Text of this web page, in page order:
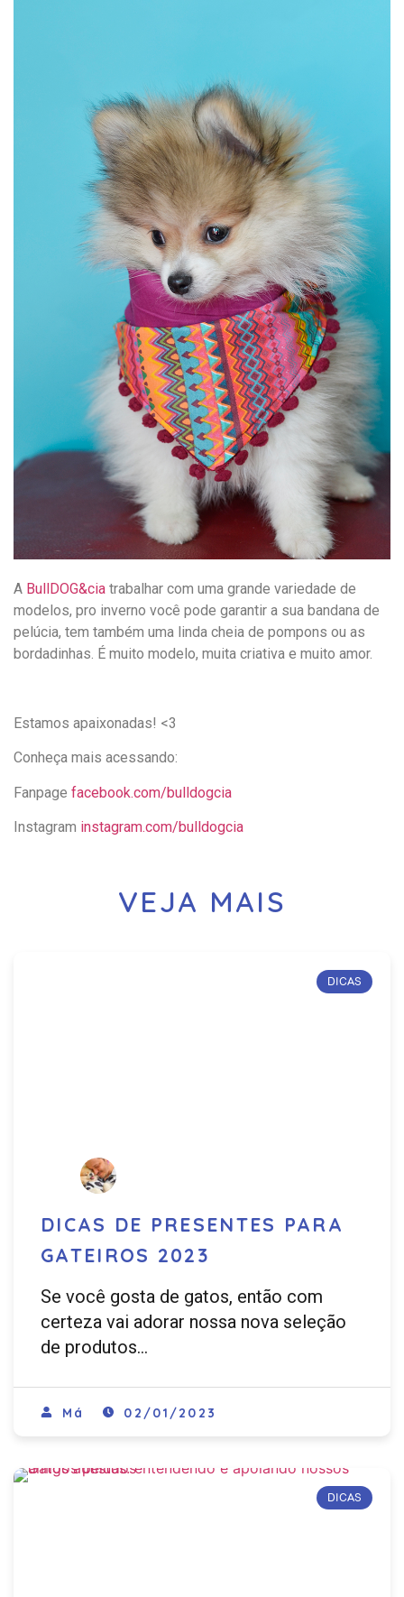
A BullDOG&cia trabalhar com uma grande variedade de
modelos, pro inverno você pode garantir a sua bandana de
pelúcia, tem também uma linda cheia de pompons ou as
bordadinhas. É muito modelo, muita criativa e muito amor.
Estamos apaixonadas! <3
Conheça mais acessando:
Fanpage facebook.com/bulldogcia
Instagram instagram.com/bulldogcia
VEJA MAIS
DICAS
DICAS DE PRESENTES PARA
GATEIROS 2023
Se você gosta de gatos, então com
certeza vai adorar nossa nova seleção
de produtos…
Má 02/01/2023
DICAS